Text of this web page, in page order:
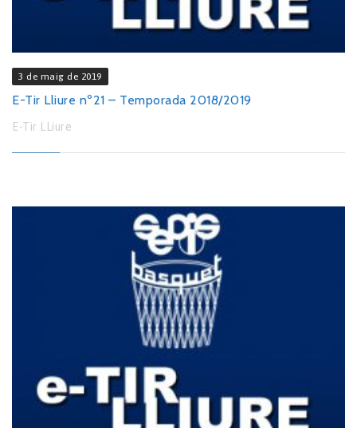
3 de maig de 2019
E-Tir Lliure nº21 – Temporada 2018/2019
E-Tir LLiure